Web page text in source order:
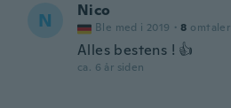
N Nico
Ble med i 2019 · 8 omtaler
Alles bestens ! 👍
ca. 6 år siden